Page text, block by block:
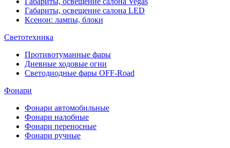
Габариты, освещение салона LED
Ксенон: лампы, блоки
Светотехника
Противотуманные фары
Дневные ходовые огни
Светодиодные фары OFF-Road
Фонари
Фонари автомобильные
Фонари налобные
Фонари переносные
Фонари ручные